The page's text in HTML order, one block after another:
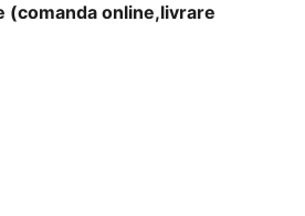
(comanda online,livrare